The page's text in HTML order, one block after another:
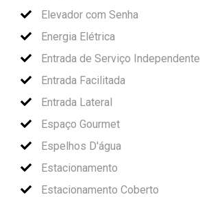
Elevador com Senha
Energia Elétrica
Entrada de Serviço Independente
Entrada Facilitada
Entrada Lateral
Espaço Gourmet
Espelhos D'água
Estacionamento
Estacionamento Coberto